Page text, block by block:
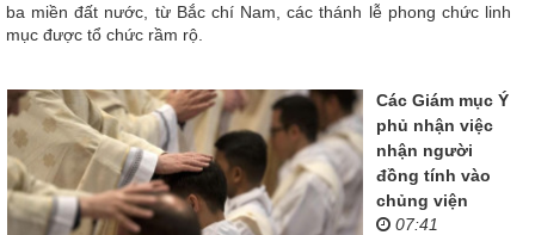
ba miền đất nước, từ Bắc chí Nam, các thánh lễ phong chức linh
mục được tổ chức rầm rộ.
Các Giám mục Ý
phủ nhận việc
nhận người
đồng tính vào
chủng viện
07:41